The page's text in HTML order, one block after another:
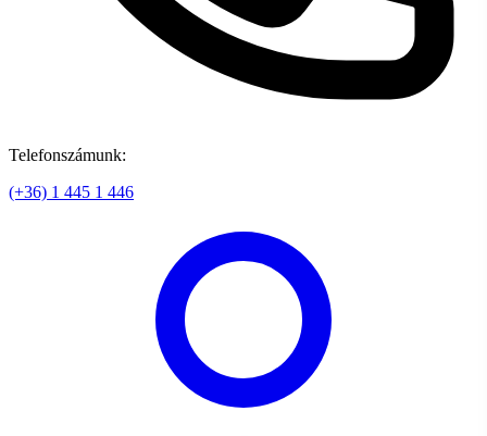
Telefonszámunk:
(+36) 1 445 1 446